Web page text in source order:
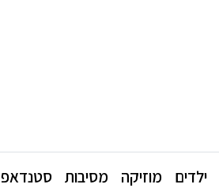
ילדים מוזיקה מסיבות סטנדאפ